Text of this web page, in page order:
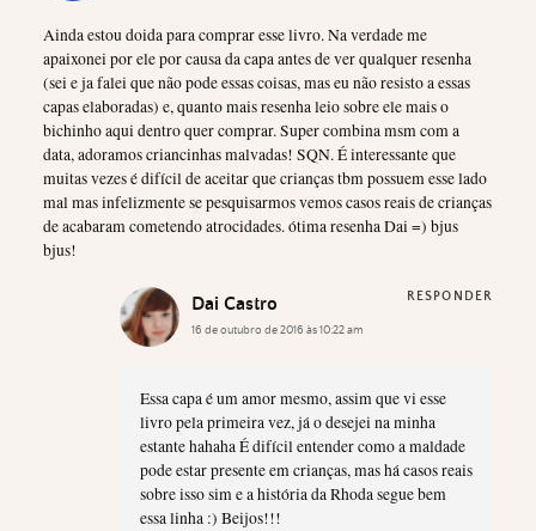
Ainda estou doida para comprar esse livro. Na verdade me
apaixonei por ele por causa da capa antes de ver qualquer resenha
(sei e ja falei que não pode essas coisas, mas eu não resisto a essas
capas elaboradas) e, quanto mais resenha leio sobre ele mais o
bichinho aqui dentro quer comprar. Super combina msm com a
data, adoramos criancinhas malvadas! SQN. É interessante que
muitas vezes é difícil de aceitar que crianças tbm possuem esse lado
mal mas infelizmente se pesquisarmos vemos casos reais de crianças
de acabaram cometendo atrocidades. ótima resenha Dai =) bjus
bjus!
Dai Castro
16 de outubro de 2016 às 10:22 am
Essa capa é um amor mesmo, assim que vi esse
livro pela primeira vez, já o desejei na minha
estante hahaha É difícil entender como a maldade
pode estar presente em crianças, mas há casos reais
sobre isso sim e a história da Rhoda segue bem
essa linha :) Beijos!!!
RESPONDER